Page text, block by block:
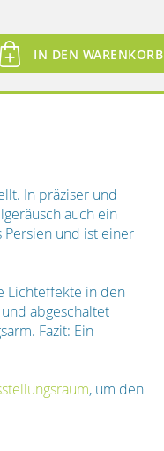
IN DEN WARENKORB
In präziser und
auch ein
Persien und ist einer
Lichteffekte in den
abgeschaltet
Fazit: Ein
, um den